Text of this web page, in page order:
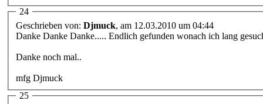
24
Geschrieben von: Djmuck, am 12.03.2010 um 04:44
Danke Danke Danke..... Endlich gefunden wonach ich lang
Danke noch mal..
mfg Djmuck
25